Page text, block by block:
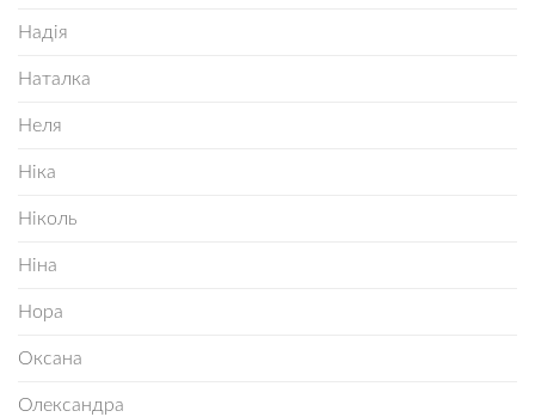
Надія
Наталка
Неля
Ніка
Ніколь
Ніна
Нора
Оксана
Олександра